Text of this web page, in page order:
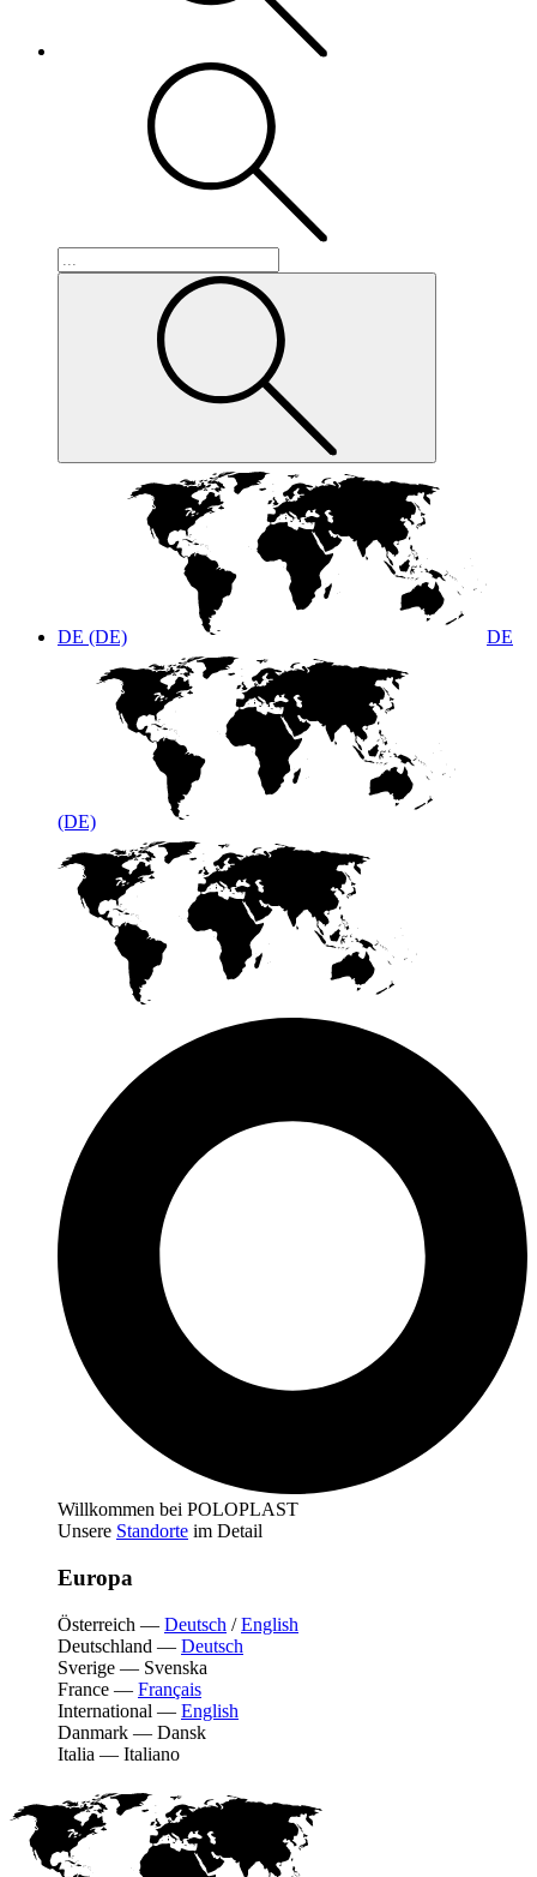
DE (DE) DE
(DE)
Willkommen bei POLOPLAST
Unsere Standorte im Detail
Europa
Österreich — Deutsch /English
Deutschland — Deutsch
Sverige — Svenska
France — Français
International — English
Danmark — Dansk
Italia — Italiano